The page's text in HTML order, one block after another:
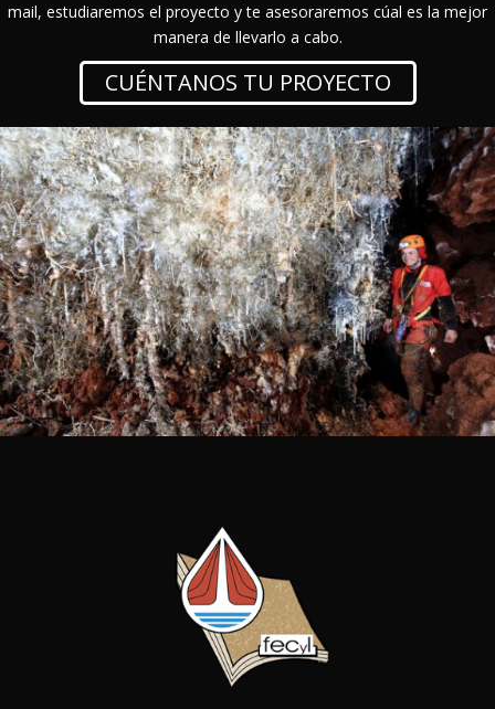
mail, estudiaremos el proyecto y te asesoraremos cúal es la mejor
manera de llevarlo a cabo.
CUÉNTANOS TU PROYECTO